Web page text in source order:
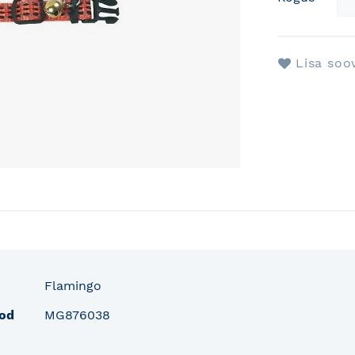
Lisa
Flamingo
MG876038